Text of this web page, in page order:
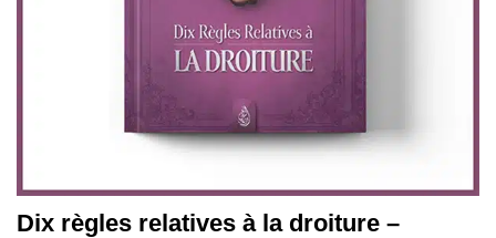
Dix règles relatives à la droiture –